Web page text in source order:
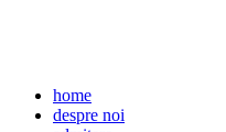
home
despre noi